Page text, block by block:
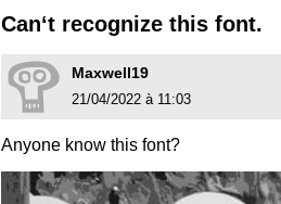
Can‘t recognize this font.
Maxwell19
21/04/2022 à 11:03
Anyone know this font?